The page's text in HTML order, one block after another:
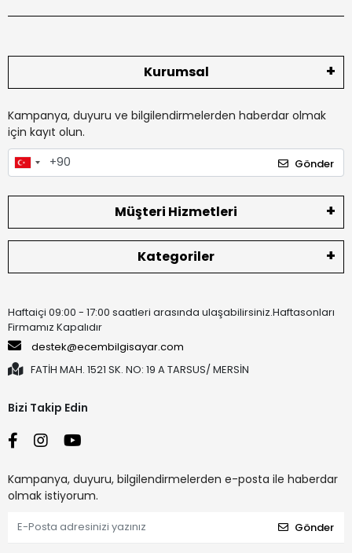
Kurumsal
Kampanya, duyuru ve bilgilendirmelerden haberdar olmak
için kayıt olun.
Gönder
Müşteri Hizmetleri
Kategoriler
Haftaiçi 09:00 - 17:00 saatleri arasında ulaşabilirsiniz.Haftasonları
Firmamız Kapalıdır
destek@ecembilgisayar.com
FATİH MAH. 1521 SK. NO: 19 A TARSUS/ MERSİN
Bizi Takip Edin
Kampanya, duyuru, bilgilendirmelerden e-posta ile haberdar
olmak istiyorum.
Gönder